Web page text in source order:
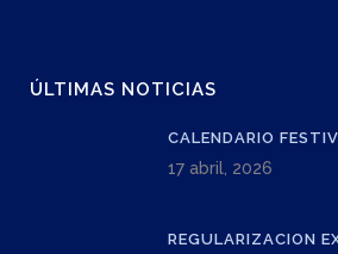
ÚLTIMAS NOTICIAS
CALENDARIO
17 abril, 2026
REGULARIZACION